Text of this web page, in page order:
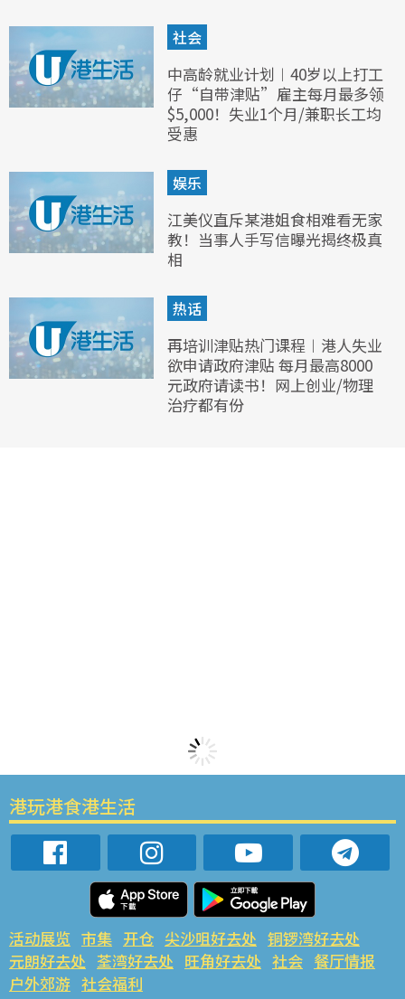
社会
中高龄就业计划︱40岁以上打工
仔“自带津贴”雇主每月最多领
$5,000！失业1个月/兼职长工均
受惠
娱乐
江美仪直斥某港姐食相难看无家
教！当事人手写信曝光揭终极真
相
热话
再培训津贴热门课程︱港人失业
欲申请政府津贴 每月最高8000
元政府请读书！网上创业/物理
治疗都有份
港玩港食港生活
活动展览 市集 开仓 尖沙咀好去处 铜锣湾好去处
元朗好去处 荃湾好去处 旺角好去处 社会 餐厅情报
户外郊游 社会福利